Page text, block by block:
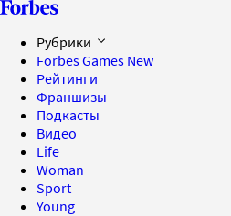
Рубрики
Forbes Games New
Рейтинги
Франшизы
Подкасты
Видео
Life
Woman
Sport
Young